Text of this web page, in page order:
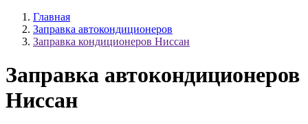
Главная
Заправка автокондиционеров
Заправка кондиционеров Ниссан
Заправка автокондиционеров
Ниссан